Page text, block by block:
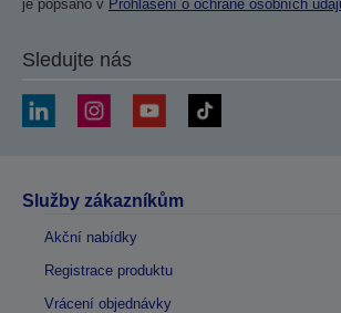
je popsáno v Prohlášení o ochraně osobních
Sledujte nás
Služby zákazníkům
Akční nabídky
Registrace produktu
Vrácení objednávky